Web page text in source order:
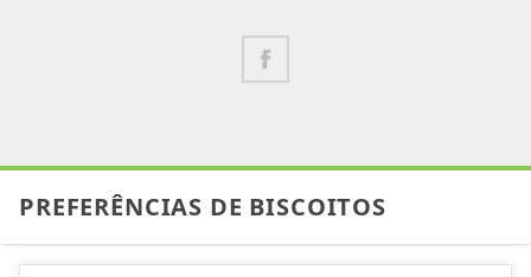
PREFERÊNCIAS DE BISCOITOS